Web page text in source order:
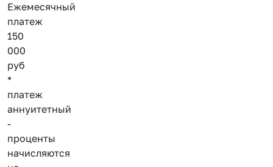
Ежемесячный
платеж
150
000
руб
*
платеж
аннуитетный
-
проценты
начисляются